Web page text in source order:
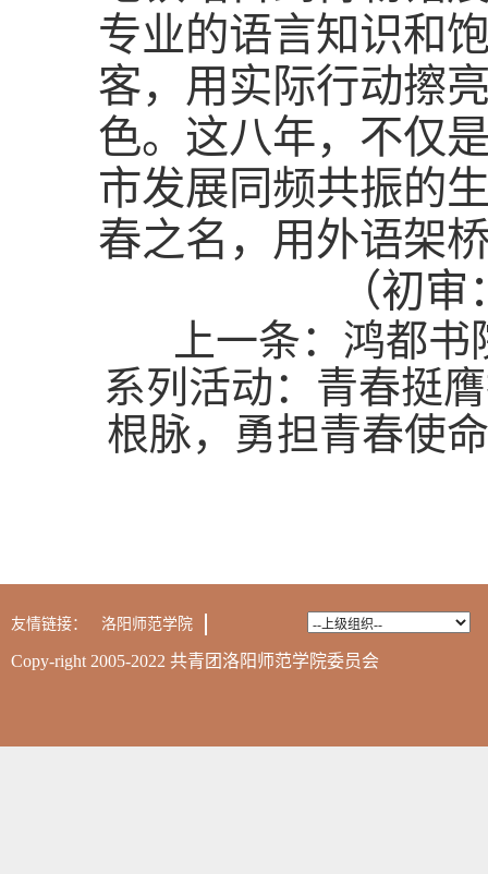
专业的语言知识和
客，用实际行动擦
色。这八年，不仅
市发展同频共振的
春之名，用外语架
（初
上一条： 鸿都书
系列活动：青春挺
根脉，勇担青春使
友情链接： 洛阳师范学院
Copy-right 2005-2022 共青团洛阳师范学院委员会